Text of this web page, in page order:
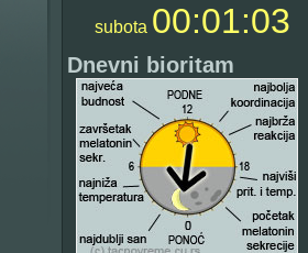
subota 00:01:04
Dnevni bioritam